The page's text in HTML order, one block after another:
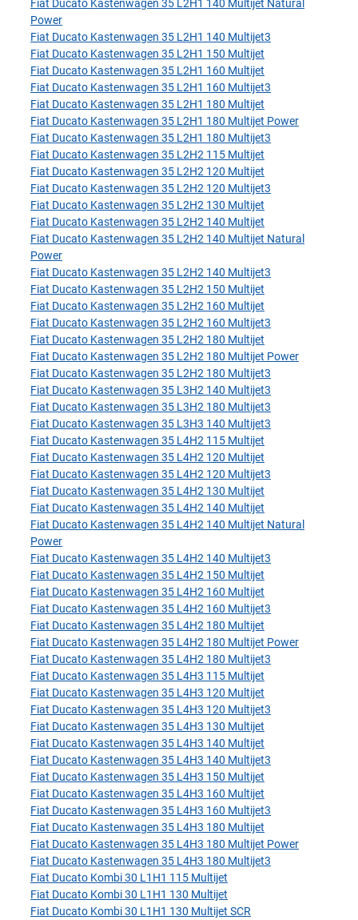
Fiat Ducato Kastenwagen 35 L2H1 140 Multijet Natural
Power
Fiat Ducato Kastenwagen 35 L2H1 140 Multijet3
Fiat Ducato Kastenwagen 35 L2H1 150 Multijet
Fiat Ducato Kastenwagen 35 L2H1 160 Multijet
Fiat Ducato Kastenwagen 35 L2H1 160 Multijet3
Fiat Ducato Kastenwagen 35 L2H1 180 Multijet
Fiat Ducato Kastenwagen 35 L2H1 180 Multijet Power
Fiat Ducato Kastenwagen 35 L2H1 180 Multijet3
Fiat Ducato Kastenwagen 35 L2H2 115 Multijet
Fiat Ducato Kastenwagen 35 L2H2 120 Multijet
Fiat Ducato Kastenwagen 35 L2H2 120 Multijet3
Fiat Ducato Kastenwagen 35 L2H2 130 Multijet
Fiat Ducato Kastenwagen 35 L2H2 140 Multijet
Fiat Ducato Kastenwagen 35 L2H2 140 Multijet Natural
Power
Fiat Ducato Kastenwagen 35 L2H2 140 Multijet3
Fiat Ducato Kastenwagen 35 L2H2 150 Multijet
Fiat Ducato Kastenwagen 35 L2H2 160 Multijet
Fiat Ducato Kastenwagen 35 L2H2 160 Multijet3
Fiat Ducato Kastenwagen 35 L2H2 180 Multijet
Fiat Ducato Kastenwagen 35 L2H2 180 Multijet Power
Fiat Ducato Kastenwagen 35 L2H2 180 Multijet3
Fiat Ducato Kastenwagen 35 L3H2 140 Multijet3
Fiat Ducato Kastenwagen 35 L3H2 180 Multijet3
Fiat Ducato Kastenwagen 35 L3H3 140 Multijet3
Fiat Ducato Kastenwagen 35 L4H2 115 Multijet
Fiat Ducato Kastenwagen 35 L4H2 120 Multijet
Fiat Ducato Kastenwagen 35 L4H2 120 Multijet3
Fiat Ducato Kastenwagen 35 L4H2 130 Multijet
Fiat Ducato Kastenwagen 35 L4H2 140 Multijet
Fiat Ducato Kastenwagen 35 L4H2 140 Multijet Natural
Power
Fiat Ducato Kastenwagen 35 L4H2 140 Multijet3
Fiat Ducato Kastenwagen 35 L4H2 150 Multijet
Fiat Ducato Kastenwagen 35 L4H2 160 Multijet
Fiat Ducato Kastenwagen 35 L4H2 160 Multijet3
Fiat Ducato Kastenwagen 35 L4H2 180 Multijet
Fiat Ducato Kastenwagen 35 L4H2 180 Multijet Power
Fiat Ducato Kastenwagen 35 L4H2 180 Multijet3
Fiat Ducato Kastenwagen 35 L4H3 115 Multijet
Fiat Ducato Kastenwagen 35 L4H3 120 Multijet
Fiat Ducato Kastenwagen 35 L4H3 120 Multijet3
Fiat Ducato Kastenwagen 35 L4H3 130 Multijet
Fiat Ducato Kastenwagen 35 L4H3 140 Multijet
Fiat Ducato Kastenwagen 35 L4H3 140 Multijet3
Fiat Ducato Kastenwagen 35 L4H3 150 Multijet
Fiat Ducato Kastenwagen 35 L4H3 160 Multijet
Fiat Ducato Kastenwagen 35 L4H3 160 Multijet3
Fiat Ducato Kastenwagen 35 L4H3 180 Multijet
Fiat Ducato Kastenwagen 35 L4H3 180 Multijet Power
Fiat Ducato Kastenwagen 35 L4H3 180 Multijet3
Fiat Ducato Kombi 30 L1H1 115 Multijet
Fiat Ducato Kombi 30 L1H1 130 Multijet
Fiat Ducato Kombi 30 L1H1 130 Multijet SCR